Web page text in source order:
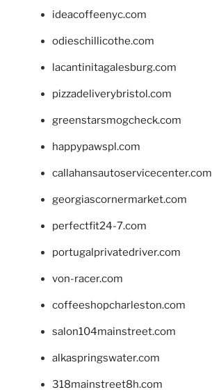
ideacoffeenyc.com
odieschillicothe.com
lacantinitagalesburg.com
pizzadeliverybristol.com
greenstarsmogcheck.com
happypawspl.com
callahansautoservicecenter.com
georgiascornermarket.com
perfectfit24-7.com
portugalprivatedriver.com
von-racer.com
coffeeshopcharleston.com
salon104mainstreet.com
alkaspringswater.com
318mainstreet8h.com